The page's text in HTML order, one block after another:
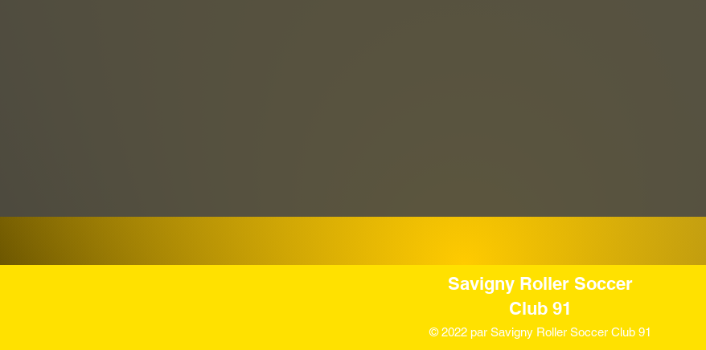
Savigny Roller Soccer
Club 91
© 2022 par Savigny Roller Soccer Club 91